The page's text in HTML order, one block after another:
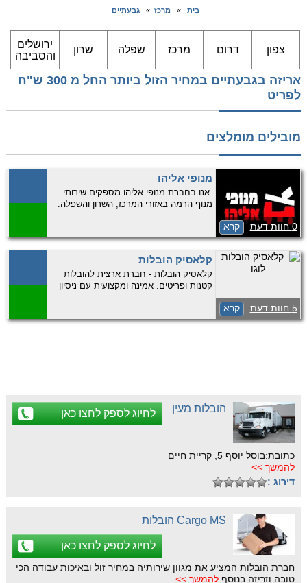
בית » מרכז » גבעתיים
צפון דרום מרכז שפלה שרון
ירושלים
והסביבה
אריזה בגבעתיים במחיר הזול ביותר החל מ 300 ש"ח
לפריט
מובילים מומלצים
0 חוות דעת קרא
מנופי אליהו
אנו בחברת מנופי אליהו מספקים שירותי
מנוף הרמה באזורי המרכז, השרון והשפלה.
לאזורים צרים וקשים לגישה. חברה אמינה
התקשרו …
5 חוות דעת קרא
קלאסיק הובלות
קלאסיק הובלות - חברת ארצית להובלות
קטנות ופריטים. אמינה ומקצועית עם ניסיון
הובלות מעין לחיוג לספק לחצו כאן
כתובת:בוסל יוסף 5, קריית חיים
להמשך >>
דירוג :
Cargo MS הובלות
לחיוג לספק לחצו כאן
חברת הובלות המציע את מגוון שירותיה במחיר זול ובאיכות עבודה הכי
טובה וזריזה בנוסף להמשך >>